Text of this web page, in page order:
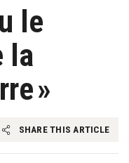
le
la
»
SHARE THIS ARTICLE